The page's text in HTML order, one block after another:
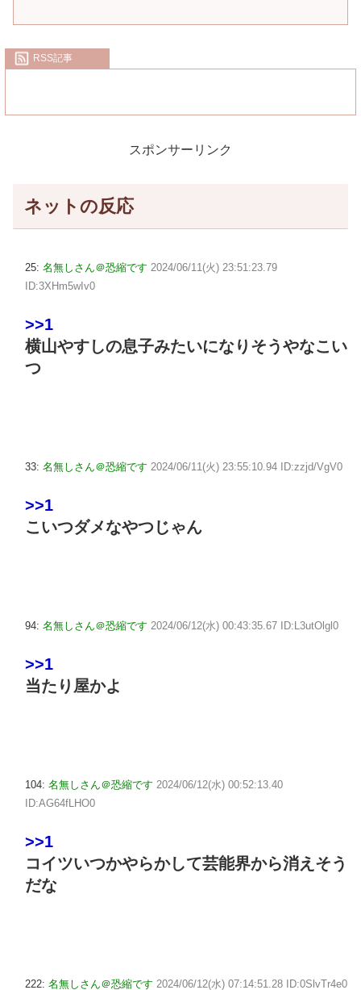
RSS記事
スポンサーリンク
ネットの反応
25: 名無しさん＠恐縮です 2024/06/11(火) 23:51:23.79
ID:3XHm5wIv0
>>1
横山やすしの息子みたいになりそうやなこい
つ
33: 名無しさん＠恐縮です 2024/06/11(火) 23:55:10.94 ID:zzjd/VgV0
>>1
こいつダメなやつじゃん
94: 名無しさん＠恐縮です 2024/06/12(水) 00:43:35.67 ID:L3utOlgl0
>>1
当たり屋かよ
104: 名無しさん＠恐縮です 2024/06/12(水) 00:52:13.40
ID:AG64fLHO0
>>1
コイツいつかやらかして芸能界から消えそう
だな
222: 名無しさん＠恐縮です 2024/06/12(水) 07:14:51.28 ID:0SlvTr4e0